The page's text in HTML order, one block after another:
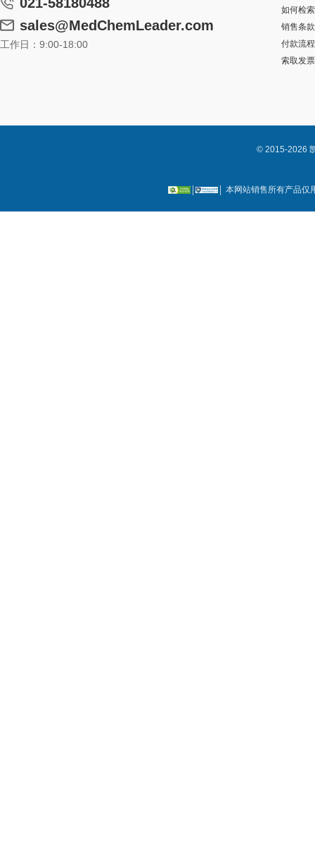
sales@MedChemLeader.com
工作日：9:00-18:00
如何检索
销售条款
付款流程
索取发票
© 2015-2026
本网站销售所有产品仅